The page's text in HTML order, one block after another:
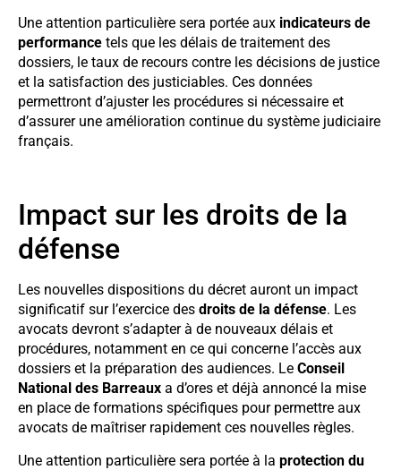
Une attention particulière sera portée aux indicateurs de
performance tels que les délais de traitement des
dossiers, le taux de recours contre les décisions de justice
et la satisfaction des justiciables. Ces données
permettront d’ajuster les procédures si nécessaire et
d’assurer une amélioration continue du système judiciaire
français.
Impact sur les droits de la
défense
Les nouvelles dispositions du décret auront un impact
significatif sur l’exercice des droits de la défense. Les
avocats devront s’adapter à de nouveaux délais et
procédures, notamment en ce qui concerne l’accès aux
dossiers et la préparation des audiences. Le Conseil
National des Barreaux a d’ores et déjà annoncé la mise
en place de formations spécifiques pour permettre aux
avocats de maîtriser rapidement ces nouvelles règles.
Une attention particulière sera portée à la protection du